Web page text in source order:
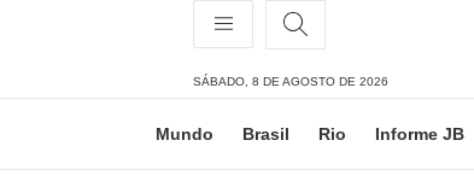
SÁBADO, 8 DE AGOSTO DE 2026
Mundo Brasil Rio Informe JB